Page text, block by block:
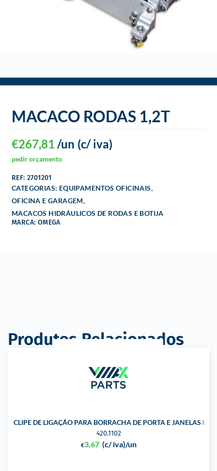
MACACO RODAS 1,2T
€267,81 (c/ iva)
/un
pedir orçamento
REF: 2701201
CATEGORIAS: EQUIPAMENTOS OFICINAIS,
OFICINA E GARAGEM,
MACACOS HIDRÁULICOS DE RODAS E BOTIJA
MARCA: OMEGA
Produtos Relacionados
CLIPE DE LIGAÇÃO PARA BORRACHA DE PORTA E JANELAS
420.1102
€3,67 (c/ iva)/un